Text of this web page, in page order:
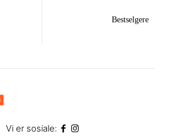
Bestselgere
Vi er sosiale: